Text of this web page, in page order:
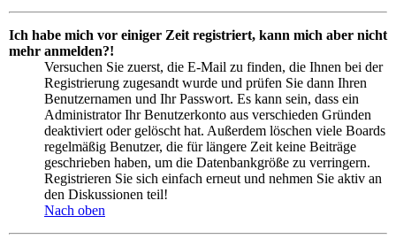
Ich habe mich vor einiger Zeit registriert, kann mich aber nicht
mehr anmelden?!
Versuchen Sie zuerst, die E-Mail zu finden, die Ihnen bei der
Registrierung zugesandt wurde und prüfen Sie dann Ihren
Benutzernamen und Ihr Passwort. Es kann sein, dass ein
Administrator Ihr Benutzerkonto aus verschieden Gründen
deaktiviert oder gelöscht hat. Außerdem löschen viele Boards
regelmäßig Benutzer, die für längere Zeit keine Beiträge
geschrieben haben, um die Datenbankgröße zu verringern.
Registrieren Sie sich einfach erneut und nehmen Sie aktiv an
den Diskussionen teil!
Nach oben